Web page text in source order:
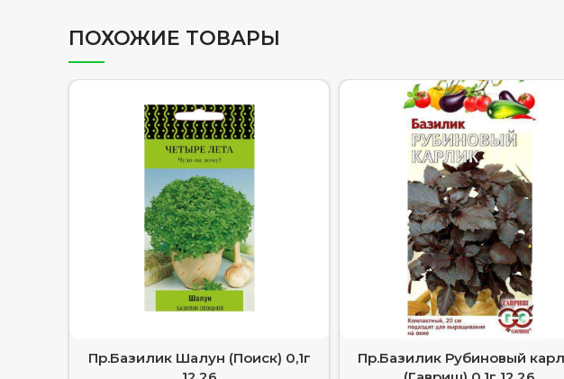
ПОХОЖИЕ ТОВАРЫ
Пр.Базилик Шалун (Поиск) 0,1г
Пр.Базилик Рубиновый